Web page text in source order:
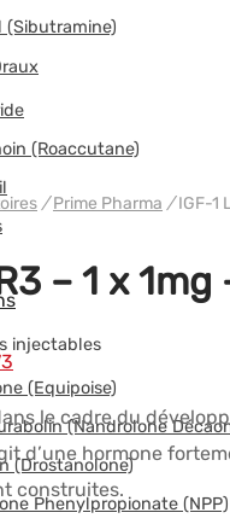
(Sibutramine)
(Roaccutane)
injectables
(Equipoise)
(Nandrolone
(Drostanolone)
Phenylpropionate (NPP)
/ Prime Pharma /IGF-1
– 1 x 1mg
Le
prix
actuel
est :
$125.73.
le cadre du
d’une hormone
construites.